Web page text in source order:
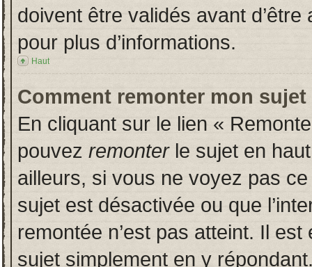
doivent être validés avant
pour plus d’informations.
Haut
Comment remonter mon sujet
En cliquant sur le lien «
pouvez remonterle sujet en
ailleurs, si vous ne voyez pas
sujet est désactivée ou que
remontée n’est pas atteint. Il
sujet simplement en y